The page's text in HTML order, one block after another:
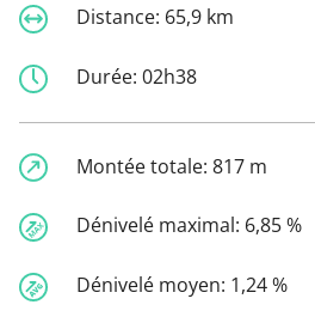
Distance: 65,9 km
Durée: 02h38
Montée totale: 817 m
Dénivelé maximal: 6,85 %
Dénivelé moyen: 1,24 %